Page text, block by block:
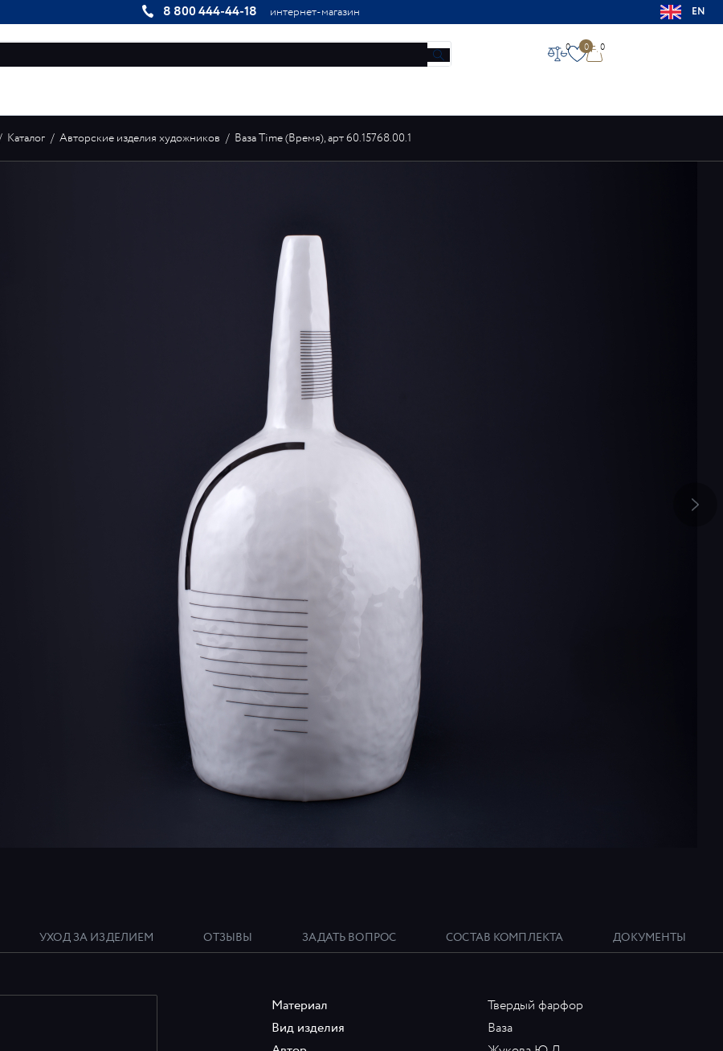
8 800 444-44-18 интернет-магазин EN
0 0 0
Каталог / Авторские изделия художников / Ваза Time (Время), арт 60.15768.00.1
УХОД ЗА ИЗДЕЛИЕМ ОТЗЫВЫ ЗАДАТЬ ВОПРОС СОСТАВ КОМПЛЕКТА ДОКУМЕНТЫ
Материал
Твердый фарфор
Вид изделия
Ваза